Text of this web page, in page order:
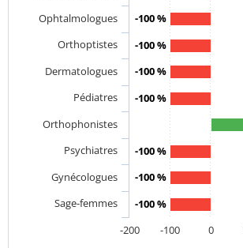
-100 %
-100 %
-100 %
-100 %
-100 %
-100 %
-100 %
Ophtalmologues
Orthoptistes
Dermatologues
Pédiatres
Orthophonistes
Psychiatres
Gynécologues
Sage-femmes
-100
0
-200